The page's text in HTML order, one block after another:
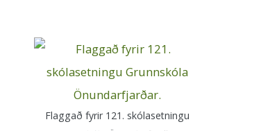
Flaggað fyrir 121. skólasetningu